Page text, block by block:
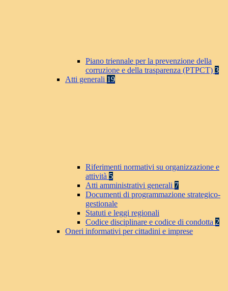
Piano triennale per la prevenzione della
corruzione e della trasparenza (PTPCT) 3
Atti generali 19
Riferimenti normativi su organizzazione e
attività 5
Atti amministrativi generali 7
Documenti di programmazione strategico-
gestionale
Statuti e leggi regionali
Codice disciplinare e codice di condotta 2
Oneri informativi per cittadini e imprese